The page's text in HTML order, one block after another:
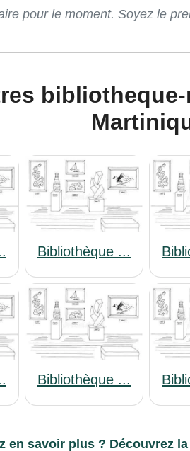
pour le moment. Soyez le
Bibliothèque ...
Bibliothèque ...
en savoir plus ? Découvrez